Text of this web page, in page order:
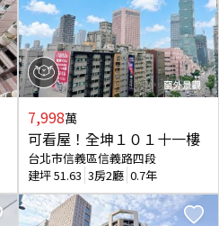
7,998萬
可看屋！全坤１０１十一樓
台北市信義區信義路四段
建坪51.63 3房2廳 0.7年